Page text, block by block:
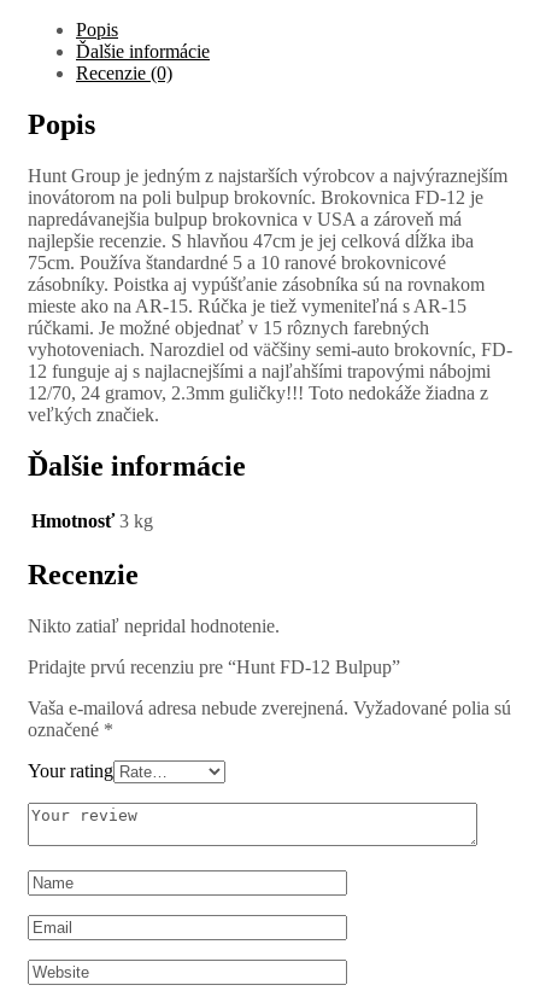
Popis
Ďalšie informácie
Recenzie (0)
Popis
Hunt Group je jedným z najstarších výrobcov a najvýraznejším
inovátorom na poli bulpup brokovníc. Brokovnica FD-12 je
napredávanejšia bulpup brokovnica v USA a zároveň má
najlepšie recenzie. S hlavňou 47cm je jej celková dĺžka iba
75cm. Používa štandardné 5 a 10 ranové brokovnicové
zásobníky. Poistka aj vypúšťanie zásobníka sú na rovnakom
mieste ako na AR-15. Rúčka je tiež vymeniteľná s AR-15
rúčkami. Je možné objednať v 15 rôznych farebných
vyhotoveniach. Narozdiel od väčšiny semi-auto brokovníc, FD-
12 funguje aj s najlacnejšími a najľahšími trapovými nábojmi
12/70, 24 gramov, 2.3mm guličky!!! Toto nedokáže žiadna z
veľkých značiek.
Ďalšie informácie
Hmotnosť 3 kg
Recenzie
Nikto zatiaľ nepridal hodnotenie.
Pridajte prvú recenziu pre “Hunt FD-12 Bulpup”
Vaša e-mailová adresa nebude zverejnená. Vyžadované polia sú
označené *
Your rating